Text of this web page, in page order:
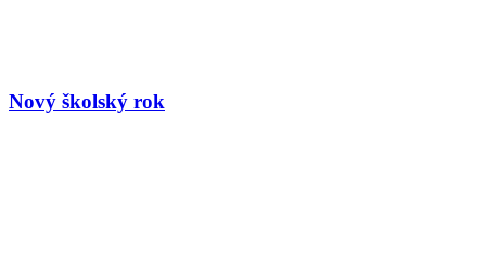
Nový školský rok